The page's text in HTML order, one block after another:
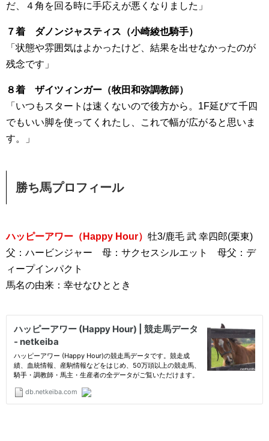
だ、４角を回る時に手応えが悪くなりました」
７着 ダノンジャスティス（小崎綾也騎手）
「状態や雰囲気はよかったけど、結果を出せなかったのが
残念です」
８着 ザイツィンガー（牧田和弥調教師）
「いつもスタートは速くないので後方から。1F延びて千四
でもいい脚を使ってくれたし、これで幅が広がると思いま
す。」
勝ち馬プロフィール
ハッピーアワー（Happy Hour） 牡3/鹿毛 武 幸四郎(栗東)
父：ハービンジャー 母：サクセスシルエット 母父：デ
ィープインパクト
馬名の由来：幸せなひととき